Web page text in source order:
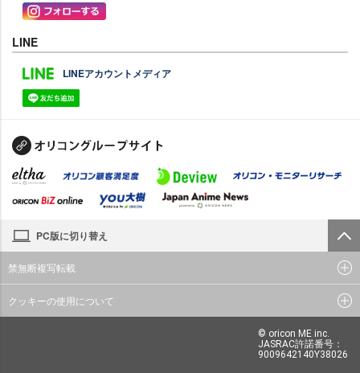
LINE
LINEアカウントメディア
PC版に切り替え
禁無断複写転載
クッキーの使用について
© oricon ME inc.
JASRAC許諾番号：
9009642140Y38026